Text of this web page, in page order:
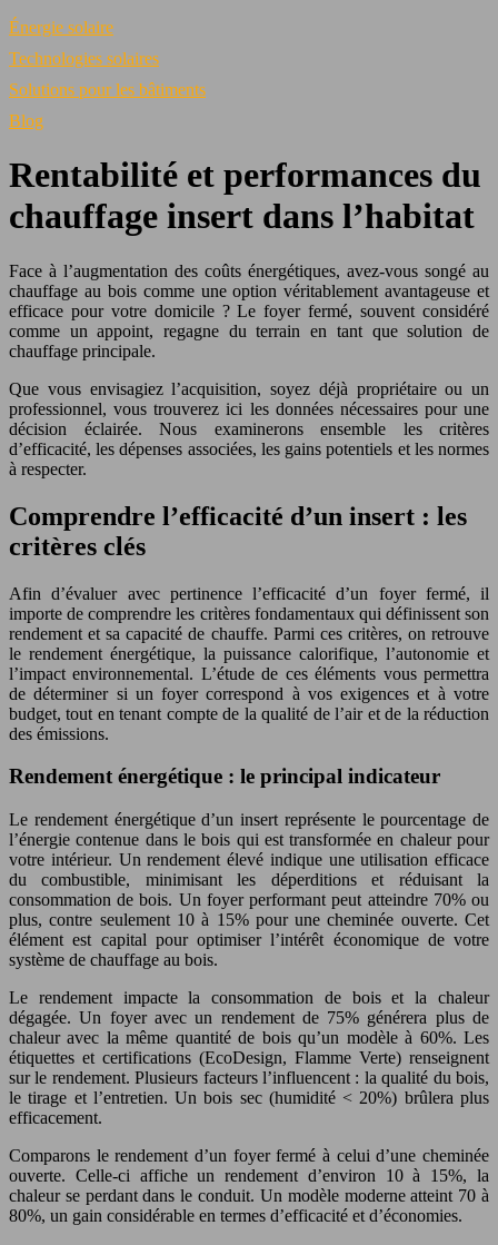
Énergie solaire
Technologies solaires
Solutions pour les bâtiments
Blog
Rentabilité et performances du
chauffage insert dans l’habitat
Face à l’augmentation des coûts énergétiques, avez-vous songé au
chauffage au bois comme une option véritablement avantageuse et
efficace pour votre domicile ? Le foyer fermé, souvent considéré
comme un appoint, regagne du terrain en tant que solution de
chauffage principale.
Que vous envisagiez l’acquisition, soyez déjà propriétaire ou un
professionnel, vous trouverez ici les données nécessaires pour une
décision éclairée. Nous examinerons ensemble les critères
d’efficacité, les dépenses associées, les gains potentiels et les normes
à respecter.
Comprendre l’efficacité d’un insert : les
critères clés
Afin d’évaluer avec pertinence l’efficacité d’un foyer fermé, il
importe de comprendre les critères fondamentaux qui définissent son
rendement et sa capacité de chauffe. Parmi ces critères, on retrouve
le rendement énergétique, la puissance calorifique, l’autonomie et
l’impact environnemental. L’étude de ces éléments vous permettra
de déterminer si un foyer correspond à vos exigences et à votre
budget, tout en tenant compte de la qualité de l’air et de la réduction
des émissions.
Rendement énergétique : le principal indicateur
Le rendement énergétique d’un insert représente le pourcentage de
l’énergie contenue dans le bois qui est transformée en chaleur pour
votre intérieur. Un rendement élevé indique une utilisation efficace
du combustible, minimisant les déperditions et réduisant la
consommation de bois. Un foyer performant peut atteindre 70% ou
plus, contre seulement 10 à 15% pour une cheminée ouverte. Cet
élément est capital pour optimiser l’intérêt économique de votre
système de chauffage au bois.
Le rendement impacte la consommation de bois et la chaleur
dégagée. Un foyer avec un rendement de 75% générera plus de
chaleur avec la même quantité de bois qu’un modèle à 60%. Les
étiquettes et certifications (EcoDesign, Flamme Verte) renseignent
sur le rendement. Plusieurs facteurs l’influencent : la qualité du bois,
le tirage et l’entretien. Un bois sec (humidité < 20%) brûlera plus
efficacement.
Comparons le rendement d’un foyer fermé à celui d’une cheminée
ouverte. Celle-ci affiche un rendement d’environ 10 à 15%, la
chaleur se perdant dans le conduit. Un modèle moderne atteint 70 à
80%, un gain considérable en termes d’efficacité et d’économies.